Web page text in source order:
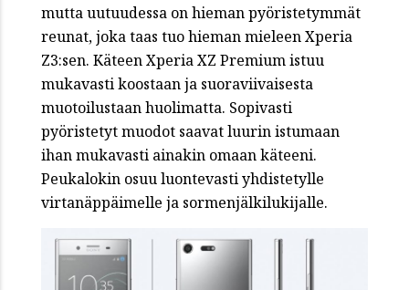
mutta uutuudessa on hieman pyöristetymmät
reunat, joka taas tuo hieman mieleen Xperia
Z3:sen. Käteen Xperia XZ Premium istuu
mukavasti koostaan ja suoraviivaisesta
muotoilustaan huolimatta. Sopivasti
pyöristetyt muodot saavat luurin istumaan
ihan mukavasti ainakin omaan käteeni.
Peukalokin osuu luontevasti yhdistetylle
virtanäppäimelle ja sormenjälkilukijalle.